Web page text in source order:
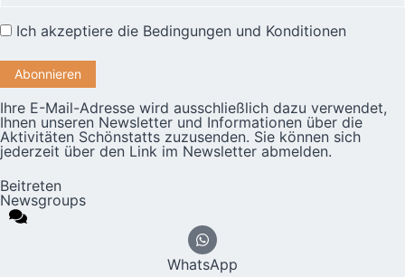
Ich akzeptiere die Bedingungen und Konditionen
Ihre E-Mail-Adresse wird ausschließlich dazu verwendet,
Ihnen unseren Newsletter und Informationen über die
Aktivitäten Schönstatts zuzusenden. Sie können sich
jederzeit über den Link im Newsletter abmelden.
Beitreten
Newsgroups
WhatsApp